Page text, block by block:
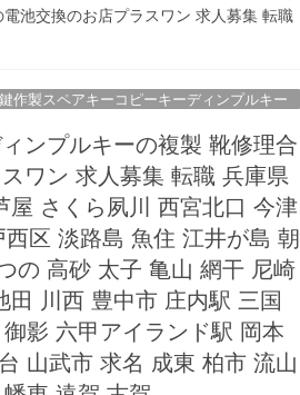
池交換のお店プラスワン 求人募集 転職
作製スペアキーコピーキーディンプルキー
ンプルキーの複製 靴修理合
ワン 求人募集 転職 兵庫県
屋 さくら夙川 西宮北口 今津
区 淡路島 魚住 江井が島 朝
の 高砂 太子 亀山 網干 尼崎
川西 豊中市 庄内駅 三国
影 六甲アイランド駅 岡本
山武市 求名 成東 柏市 流山